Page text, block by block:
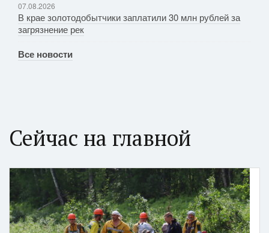
07.08.2026
В крае золотодобытчики заплатили 30 млн рублей за
загрязнение рек
Все новости
Сейчас на главной